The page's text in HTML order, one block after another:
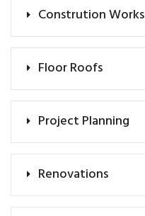
Constrution Works
Floor Roofs
Project Planning
Renovations